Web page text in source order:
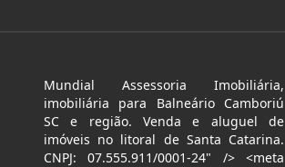
Mundial Assessoria Imobiliária,
imobiliária para Balneário Camboriú
SC e região. Venda e aluguel de
imóveis no litoral de Santa Catarina.
CNPJ: 07.555.911/0001-24" /> <meta